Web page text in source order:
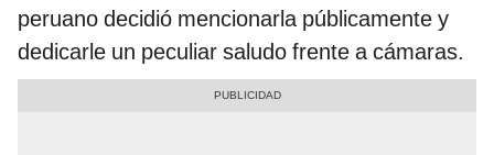
peruano decidió mencionarla públicamente y
dedicarle un peculiar saludo frente a cámaras.